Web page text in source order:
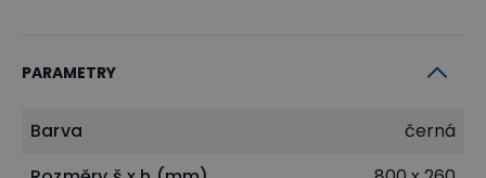
PARAMETRY
Barva
černá